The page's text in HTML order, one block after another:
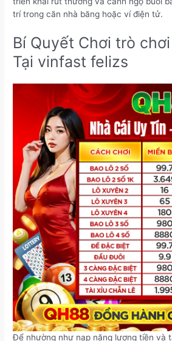
trí trong căn nhà băng hoặc ví điện tử.
Bí Quyết Chơi trò
Tại vinfast felizs
Để nhường như nạp năng lượng tiền và